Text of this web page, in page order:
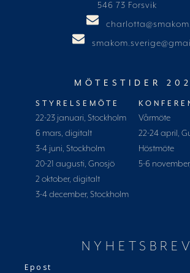
546 73 Forsvik
MÖTESTIDER
STYRELSEMÖTE
22-23 januari, Stockholm
6 mars, digitalt
3-4 juni, Stockholm
20-21 augusti, Gnosjö
2 oktober, digitalt
3-4 december, Stockholm
Vårmöte
22-24 april,
Höstmöte
5-6
NYHETSBREV
Epost